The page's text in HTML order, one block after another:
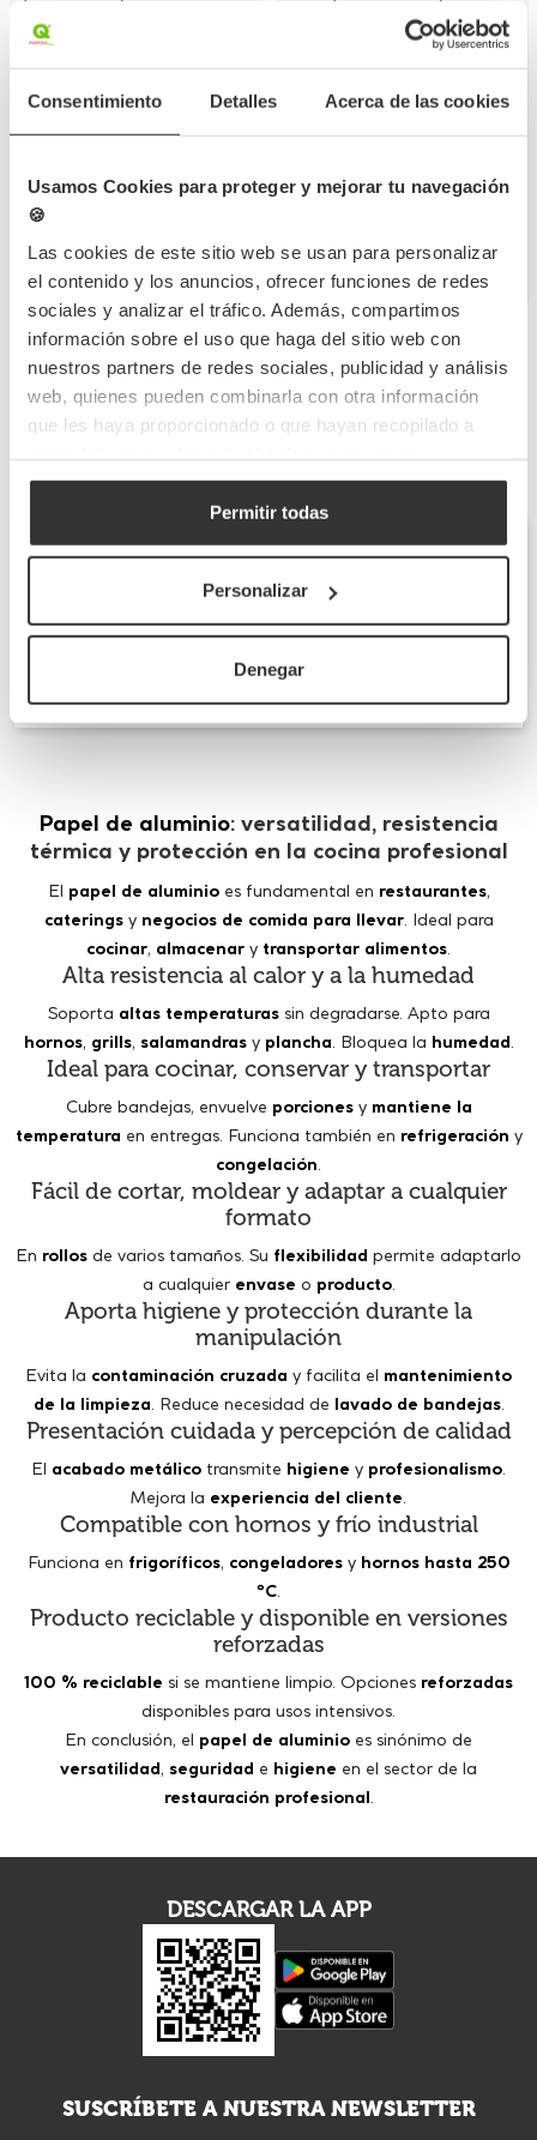
Consentimiento Detalles Acerca de las cookies
Usamos Cookies para proteger y mejorar tu navegación
🍪
Las cookies de este sitio web se usan para personalizar
el contenido y los anuncios, ofrecer funciones de redes
sociales y analizar el tráfico. Además, compartimos
información sobre el uso que haga del sitio web con
nuestros partners de redes sociales, publicidad y análisis
web, quienes pueden combinarla con otra información
que les haya proporcionado o que hayan recopilado a
Permitir todas
Personalizar
Denegar
Referencia
Medidas9+5x31 cm
Cantidad mín.100 UDS
(Con IVA)
0,099 €
BAK004
Medidas12+4x36 cm
Cantidad mín.100 UDS
(Con IVA)
Hay stock
Mostrando 1-8 de 8 artículo(s)
Ordenar por
Consultas
Papel de aluminio: versatilidad, resistencia
térmica y protección en la cocina profesional
El papel de aluminioes fundamental en restaurantes,
cateringsy negocios de comida para llevar. Ideal para
cocinar, almacenar y transportar alimentos.
Alta resistencia al calor y a la humedad
Soporta altas temperaturassin degradarse. Apto para
hornos, grills, salamandrasy plancha. Bloquea la humedad.
Ideal para cocinar, conservar y transportar
Cubre bandejas, envuelve porcionesy mantiene la
temperatura en entregas. Funciona también en refrigeración y
congelación.
Fácil de cortar, moldear y adaptar a cualquier
formato
En rollos de varios tamaños. Su flexibilidad permite adaptarlo
a cualquier envase o producto.
Aporta higiene y protección durante la
manipulación
Evita la contaminación cruzada y facilita el mantenimiento
de la limpieza. Reduce necesidad de lavado de bandejas.
Presentación cuidada y percepción de calidad
El acabado metálico transmite higiene y profesionalismo.
Mejora la experiencia del cliente.
Compatible con hornos y frío industrial
Funciona en frigoríficos, congeladoresy hornos hasta 250
ºC.
Producto reciclable y disponible en versiones
reforzadas
100 % reciclable si se mantiene limpio. Opciones reforzadas
disponibles para usos intensivos.
En conclusión, el papel de aluminio es sinónimo de
versatilidad, seguridad e higiene en el sector de la
restauración profesional.
DESCARGAR LA APP
SUSCRÍBETE A NUESTRA NEWSLETTER